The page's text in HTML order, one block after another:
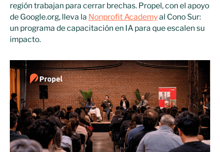
región trabajan para cerrar brechas. Propel, con el apoyo
de Google.org, lleva la Nonprofit Academyal Cono Sur:
un programa de capacitación en IA para que escalen su
impacto.